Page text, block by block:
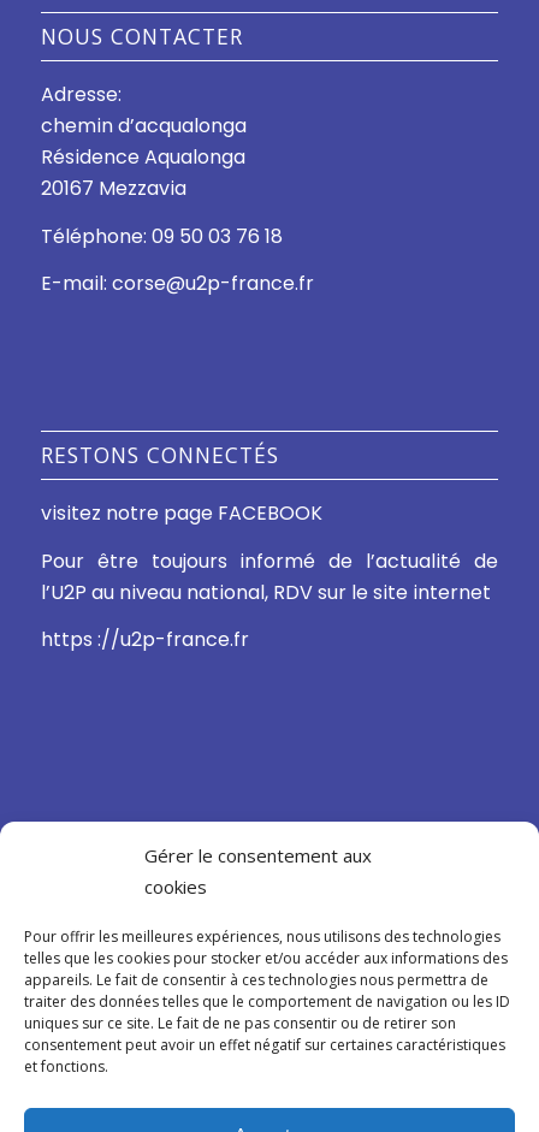
Gérer le consentement aux
cookies
Pour offrir les meilleures expériences, nous utilisons des technologies
telles que les cookies pour stocker et/ou accéder aux informations des
appareils. Le fait de consentir à ces technologies nous permettra de
traiter des données telles que le comportement de navigation ou les ID
uniques sur ce site. Le fait de ne pas consentir ou de retirer son
consentement peut avoir un effet négatif sur certaines caractéristiques
et fonctions.
NOUS CONTACTER
Adresse:
chemin d’acqualonga
Résidence Aqualonga
20167 Mezzavia
Téléphone: 09 50 03 76 18
E-mail: corse@u2p-france.fr
RESTONS CONNECTÉS
visitez notre page FACEBOOK
Pour être toujours informé de l’actualité de
l’U2P au niveau national, RDV sur le site internet
https ://u2p-france.fr
CONFIDENTIALITÉ
Mentions légales
Politique de confidentialité
Cookies